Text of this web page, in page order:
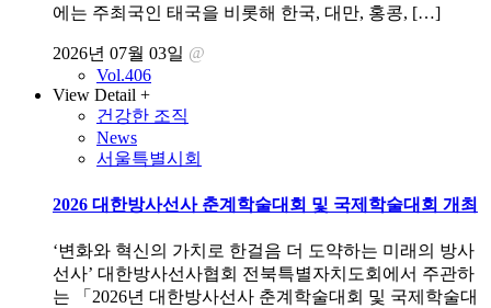
에는 주최국인 태국을 비롯해 한국, 대만, 홍콩, […]
2026년 07월 03일 @
Vol.406
View Detail +
건강한 조직
News
서울특별시회
2026 대한방사선사 춘계학술대회 및 국제학술대회 개최
‘변화와 혁신의 가치로 한걸음 더 도약하는 미래의 방사
선사’ 대한방사선사협회 전북특별자치도회에서 주관하
는 「2026년 대한방사선사 춘계학술대회 및 국제학술대